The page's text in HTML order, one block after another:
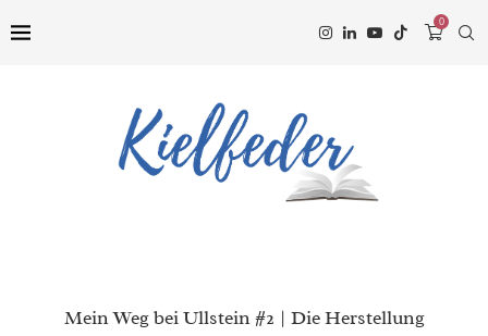
0
Mein Weg bei Ullstein #2 | Die Herstellung